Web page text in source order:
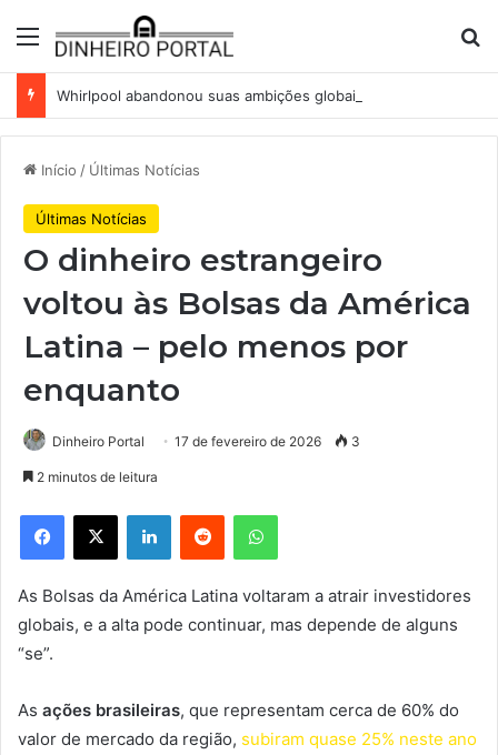
Menu
Início / Últimas Notícias
Últimas Notícias
O dinheiro estrangeiro
voltou às Bolsas da América
Latina – pelo menos por
enquanto
Dinheiro Portal 17 de fevereiro de 2026 3
2 minutos de leitura
Facebook
X LinkedinReddit WhatsApp
As Bolsas da América Latina voltaram a atrair investidores
globais, e a alta pode continuar, mas depende de alguns
“se”.
As ações brasileiras, que representam cerca de 60% do
valor de mercado da região, subiram quase 25% neste ano